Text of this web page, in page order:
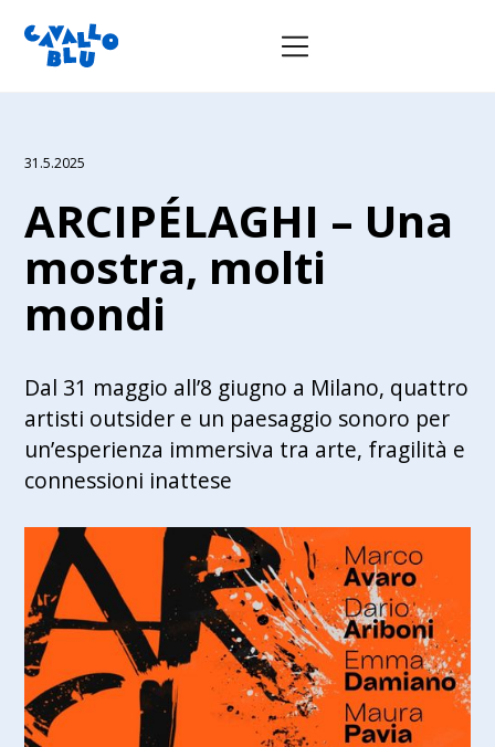
31.5.2025
ARCIPÉLAGHI – Una
mostra, molti
mondi
Dal 31 maggio all’8 giugno a Milano, quattro
artisti outsider e un paesaggio sonoro per
un’esperienza immersiva tra arte, fragilità e
connessioni inattese